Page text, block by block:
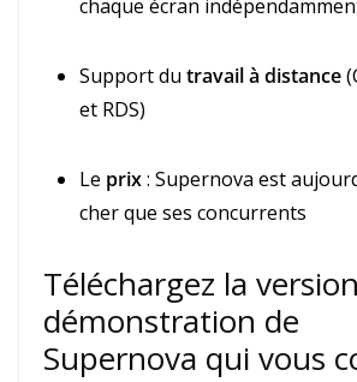
chaque écran
Support du travail à distance
et RDS)
Le prix: Supernova est
cher que ses concurrents
Téléchargez la version
démonstration de
Supernova qui vous